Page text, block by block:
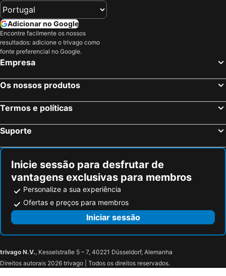
Nagoya, Chubu e Hokuriku Hotéis
Adicionar no Google
Encontre facilmente os nossos
resultados: adicione o trivago como
fonte preferencial no Google.
Empresa
Os nossos produtos
Termos e políticas
Suporte
Inicie sessão para desfrutar de
vantagens exclusivas para membros
Personalize a sua experiência
Ofertas e preços para membros
Iniciar sessão
trivago N.V., Kesselstraße 5 – 7, 40221 Düsseldorf, Alemanha
Direitos autorais 2026 trivago | Todos os direitos reservados.